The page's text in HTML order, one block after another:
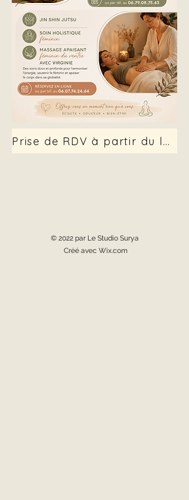
Prise de RDV à partir du lundi 14 sept.
© 2022 par Le Studio Surya
Créé avec Wix.com